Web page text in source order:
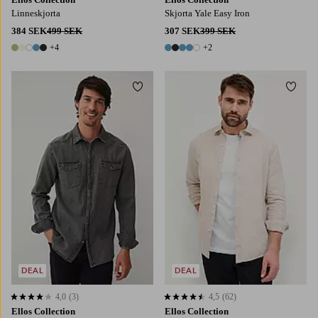
Linneskjorta
384 SEK499 SEK
9 färger
+4
Skjorta Yale Easy Iron
307 SEK399 SEK
7 färger
+2
Ellos Collection
4,0 baserat på 3 st betyg
4,0 (3)
DEAL
Lägg till i favoriter
Ellos Collection
4,5 baserat på 62 st betyg
4,5 (62)
DEAL